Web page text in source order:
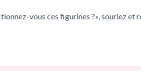
vous ces figurines ?», souriez et